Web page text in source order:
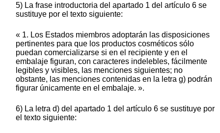
5) La frase introductoria del apartado 1 del artículo 6 se
sustituye por el texto siguiente:
« 1. Los Estados miembros adoptarán las disposiciones
pertinentes para que los productos cosméticos sólo
puedan comercializarse si en el recipiente y en el
embalaje figuran, con caracteres indelebles, fácilmente
legibles y visibles, las menciones siguientes; no
obstante, las menciones contenidas en la letra g) podrán
figurar únicamente en el embalaje. ».
6) La letra d) del apartado 1 del artículo 6 se sustituye por
el texto siguiente: